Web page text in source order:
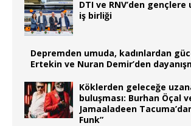
DTI ve RNV’den
iş birliği
Depremden umuda, kadınlardan
Ertekin ve Nuran Demir’den
Köklerden geleceğe
buluşması: Burhan Öçal
Jamaaladeen
Funk”